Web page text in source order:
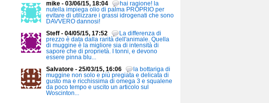
mike - 03/06/15, 18:04
hai ragione! la
nutella impiega olio di palma PROPRIO per
evitare di utilizzare i grassi idrogenati che sono
DAVVERO dannosi!
Steff - 04/05/15, 17:52
La differenza di
prezzo è data dalla rarità dell'animale. Quella
di muggine è la migliore sia di intensità di
sapore che di proprietà. I tonni, e devono
essere pinna blu...
Salvatore - 25/03/15, 16:06
la bottariga di
muggine non solo e più pregiata e delicata di
gusto ma e ricchissima di omega 3 e squalene
da poco tempo e uscito un articolo sul
Woscinton...